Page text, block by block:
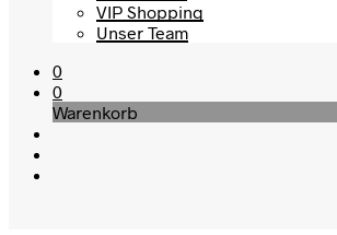
VIP Shopping
Unser Team
0
0
Warenkorb